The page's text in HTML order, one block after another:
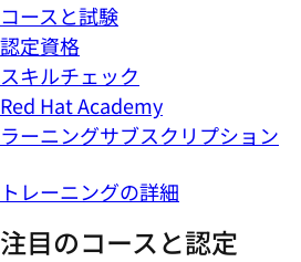
コースと試験
認定資格
スキルチェック
Red Hat Academy
ラーニングサブスクリプション
トレーニングの詳細
注目のコースと認定